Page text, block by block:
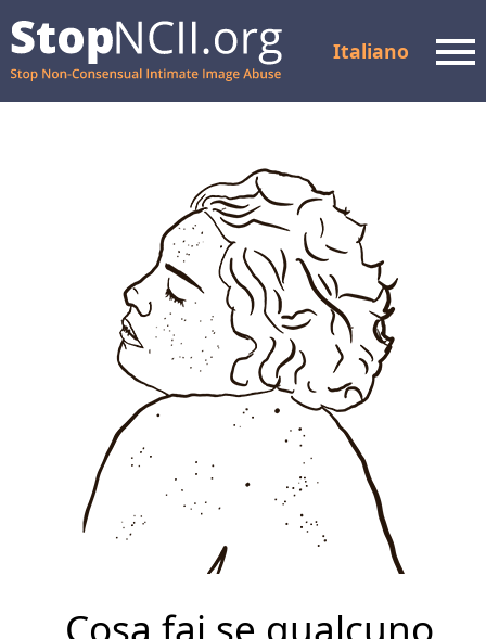
Italiano
Risorse e supporto
Come funziona
Crea il Tuo Caso
Cosa fai se qualcuno